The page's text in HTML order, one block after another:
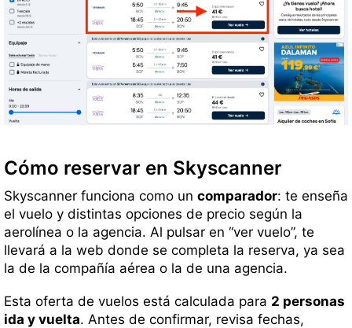
Cómo reservar en Skyscanner
Skyscanner funciona como un comparador: te enseña
el vuelo y distintas opciones de precio según la
aerolínea o la agencia. Al pulsar en “ver vuelo”, te
llevará a la web donde se completa la reserva, ya sea
la de la compañía aérea o la de una agencia.
Esta oferta de vuelos está calculada para 2 personas
ida y vuelta. Antes de confirmar, revisa fechas,